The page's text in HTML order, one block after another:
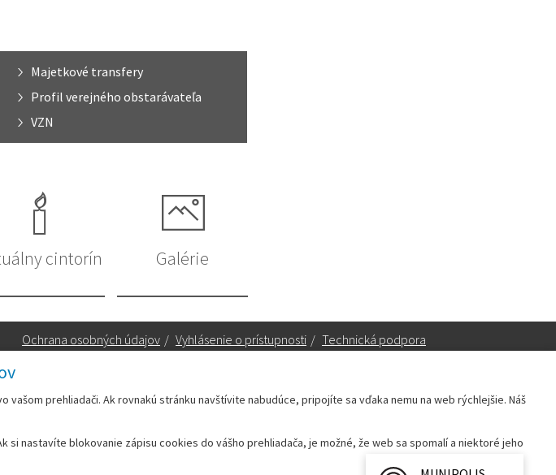
prehliadači. Ak rovnakú stránku navštívite nabudúce, pripojíte sa vďaka nemu na web rýchlejšie. Náš
nastavíte blokovanie zápisu cookies do vášho prehliadača, je možné, že web sa spomalí a niektoré jeho
Majetkové transfery
Profil verejného obstarávateľa
VZN
cintorín Galérie
Ochrana osobných údajov / Vyhlásenie o prístupnosti / Technická podpora
Email:mesto@leopoldov.sk
Primátorka:primatorka@leopoldov.sk